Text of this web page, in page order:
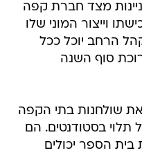
מצד חברת קפה
וייצור המוני שלו
הרחב יוכל ככל
סוף השנה
שולחנות בתי הקפה
תלוי בסטודנטים. הם
הספר יכולים